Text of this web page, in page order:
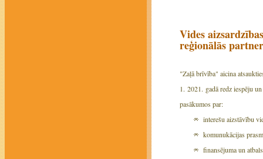
Vides
reģionālās
"Zaļā brīvība" aicina
1. 2021. gadā redz iespēju
pasākumos par:
interešu aizstāvību
komunukācijas
finansējuma un